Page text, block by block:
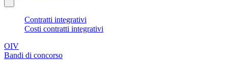
Contratti integrativi
Costi contratti integrativi
OIV
Bandi di concorso